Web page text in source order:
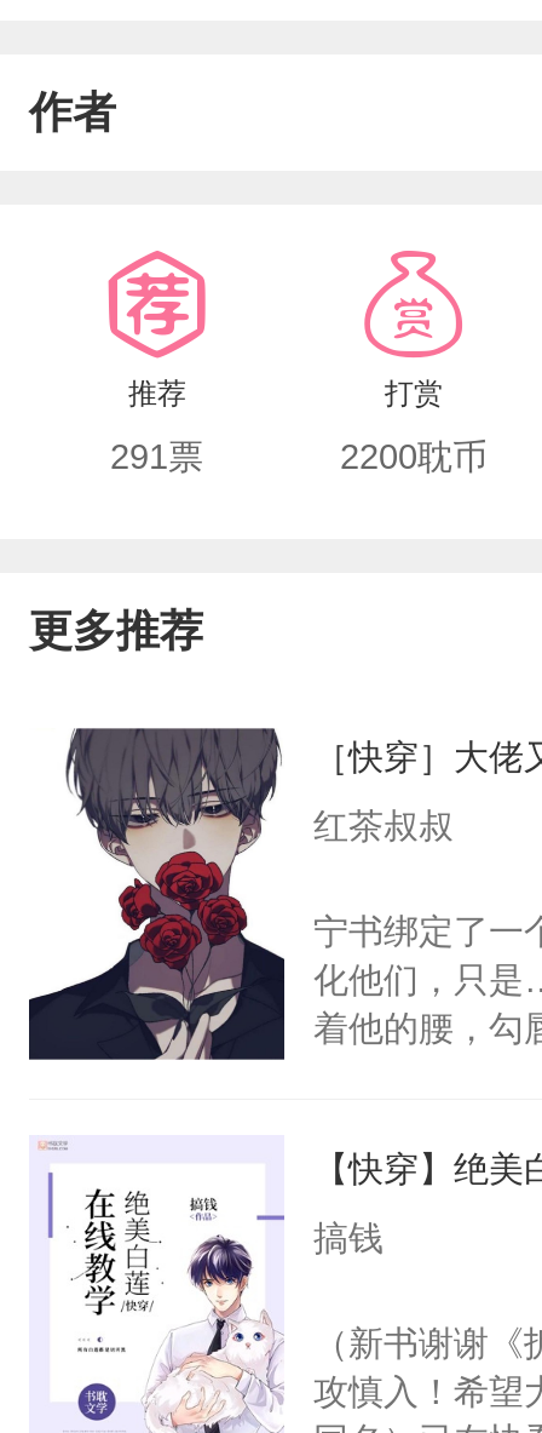
裁”开始了死缠烂打的追夫日常：每天
打烊后偷偷保留他沾着唇印的杯垫时
敏感先生”一场双向狩猎悄然开始。“程
老板嘴上说营业结束…为什么给我留了
作者
推荐
291票
打赏
2200耽币
更多推荐
［快穿］大
红茶叔叔
宁书绑定了一
化他们，只是
着他的腰，勾
来，给老公
用力——为你
【快穿】绝
搞钱
（新书谢谢
攻慎入！希望